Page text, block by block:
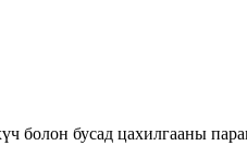
болон бусад цахилгааны